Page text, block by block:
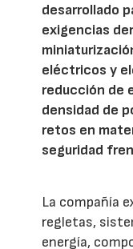
desarrollado
exigencias
eléctricos y
reducción de
densidad de
retos en
seguridad
La compañía
regletas,
energía,